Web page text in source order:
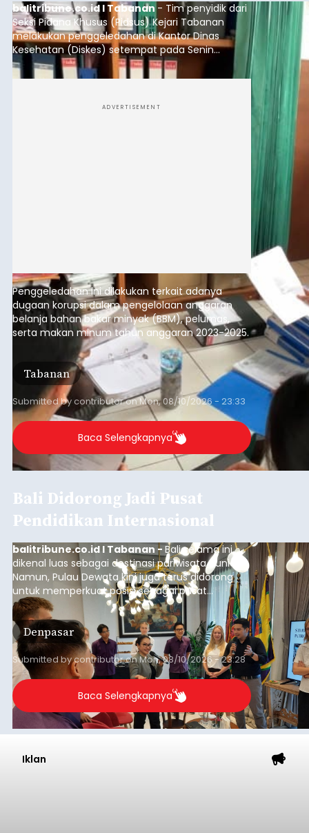
balitribune.co.id I Tabanan - Tim penyidik dari
Seksi Pidana Khusus (Pidsus) Kejari Tabanan
melakukan penggeledahan di Kantor Dinas
Kesehatan (Diskes) setempat pada Senin
(10/8/2026).
ADVERTISEMENT
Penggeledahan ini dilakukan terkait adanya
dugaan korupsi dalam pengelolaan anggaran
belanja bahan bakar minyak (BBM), pelumas,
serta makan minum tahun anggaran 2023-2025.
Tabanan
Submitted bycontributoronMon, 08/10/2026 - 23:33
Baca Selengkapnya
Bali Didorong Jadi Pusat
Pendidikan Internasional
balitribune.co.id I Tabanan -Bali selama ini
dikenal luas sebagai destinasi pariwisata dunia.
Namun, Pulau Dewata kini juga terus didorong
untuk memperkuat posisi sebagai pusat
pendidikan internasional atau "education hub".
Denpasar
Submitted bycontributoronMon, 08/10/2026 - 23:28
Baca Selengkapnya
Iklan